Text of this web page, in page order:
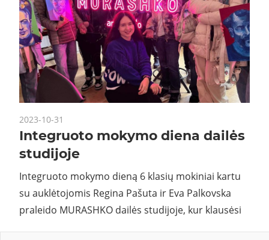
2023-10-31
Integruoto mokymo diena dailės
studijoje
Integruoto mokymo dieną 6 klasių mokiniai kartu
su auklėtojomis Regina Pašuta ir Eva Palkovska
praleido MURASHKO dailės studijoje, kur klausėsi